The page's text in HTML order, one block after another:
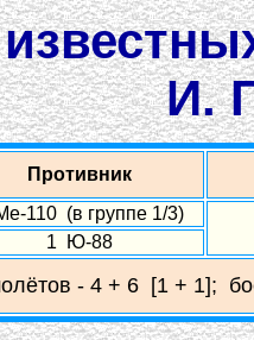
И.
Противник
110 (в группе 1/3)
1 Ю-88
- 4 + 6 [1 + 1];